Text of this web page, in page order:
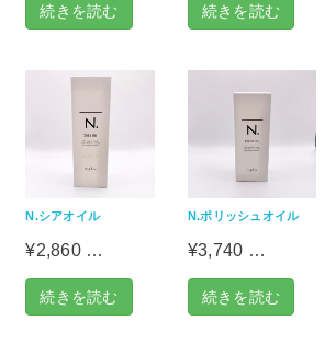
続きを読む 続きを読む
N.シアオイル
¥2,860 …
続きを読む
N.ポリッシュオイル
¥3,740 …
続きを読む